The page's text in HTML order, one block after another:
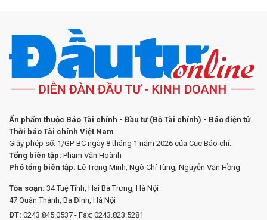
Ấn phẩm thuộc Báo Tài chính - Đầu tư (Bộ Tài chính) - Báo điện tử
Thời báo Tài chính Việt Nam
Giấy phép số: 1/GP-BC ngày 8 tháng 1 năm 2026 của Cục Báo chí.
Tổng biên tập: Phạm Văn Hoành
Phó tổng biên tập: Lê Trọng Minh; Ngô Chí Tùng; Nguyễn Văn Hồng
Tòa soạn: 34 Tuệ Tĩnh, Hai Bà Trưng, Hà Nội
47 Quán Thánh, Ba Đình, Hà Nội
ĐT: 0243.845.0537 - Fax: 0243.823.5281